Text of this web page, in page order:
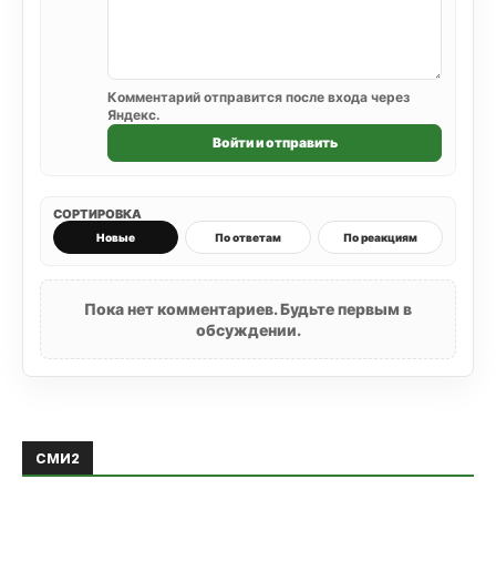
Комментарий отправится после входа через
Яндекс.
Войти и отправить
СОРТИРОВКА
Новые По ответам По реакциям
Пока нет комментариев. Будьте первым в
обсуждении.
СМИ2